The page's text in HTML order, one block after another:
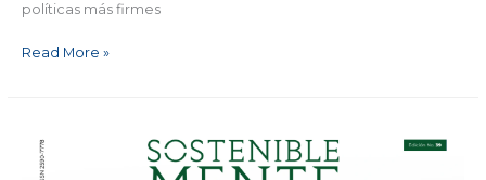
políticas más firmes
Read More »
final